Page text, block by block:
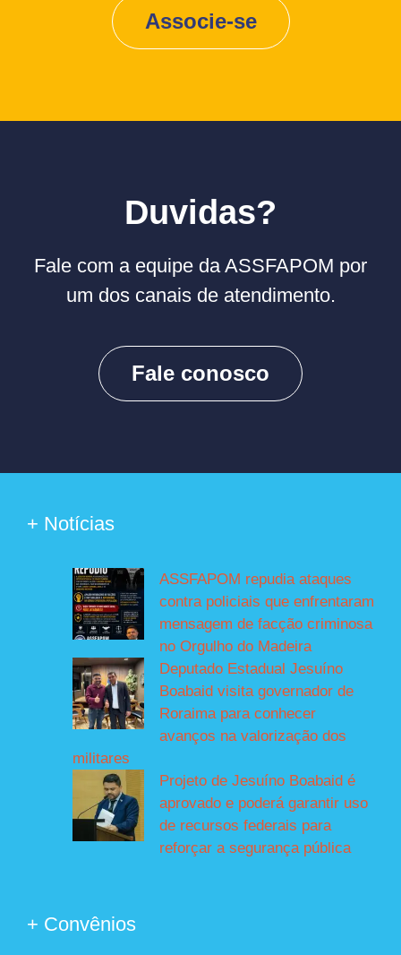
Associe-se
Duvidas?
Fale com a equipe da ASSFAPOM por
um dos canais de atendimento.
Fale conosco
+ Notícias
ASSFAPOM repudia ataques
contra policiais que enfrentaram
mensagem de facção criminosa
no Orgulho do Madeira
Deputado Estadual Jesuíno
Boabaid visita governador de
Roraima para conhecer
avanços na valorização dos
militares
Projeto de Jesuíno Boabaid é
aprovado e poderá garantir uso
de recursos federais para
reforçar a segurança pública
+ Convênios